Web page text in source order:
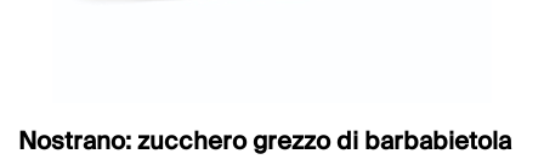
Nostrano: zucchero grezzo di barbabietola